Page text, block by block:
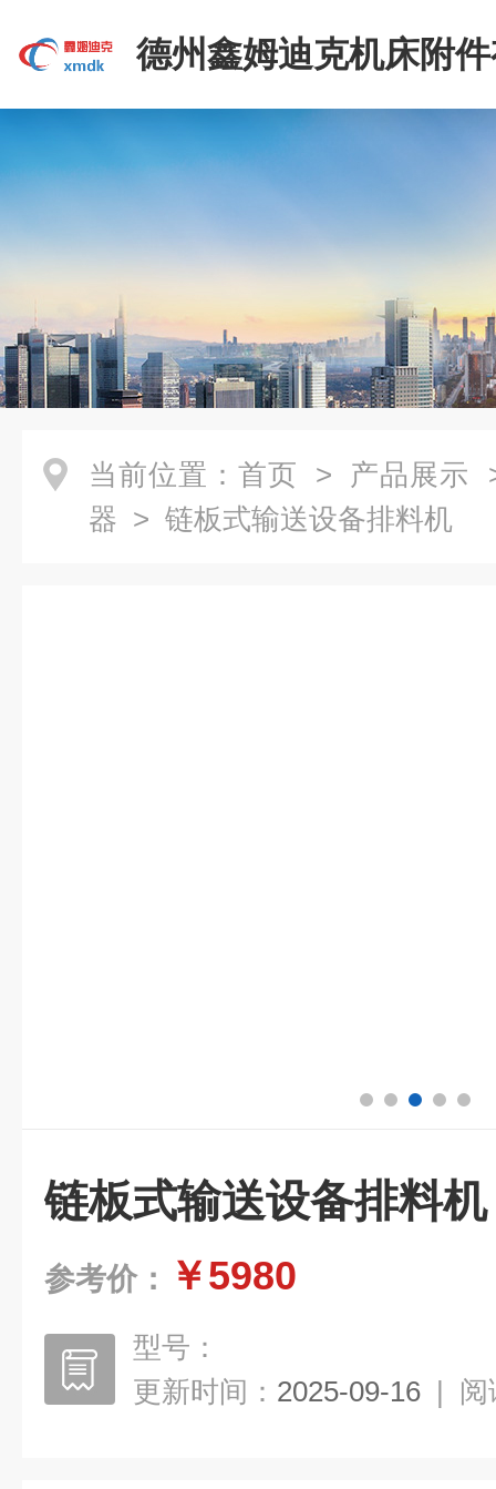
德州鑫姆迪克机床附
司
当前位置： 首页 > 产品展示
器 > 链板式输送设备排料机
链板式输送设备排料机
参考价： ￥5980
型号：
更新时间： 2025-09-16 | 阅